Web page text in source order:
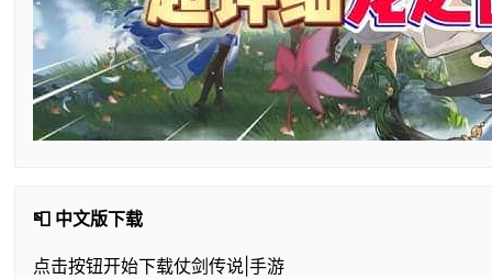
📮 中文版下载
点击按钮开始下载仗剑传说|手游